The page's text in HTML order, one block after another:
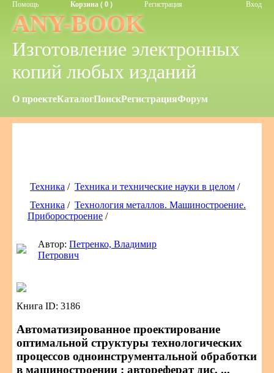
Помощь Корзина ( 0 ) Регистрация Вход
ANY-BOOK
Изготовление электронных
копий любых изданий
О проектеКаталогПоискРегистрацияФорум
Техника / Техника и технические науки в целом /
Техника / Технология металлов. Машиностроение.
Приборостроение /
Автор:Петренко, Владимир
Петрович
Книга ID: 3186
Автоматизированное проектирование
оптимальной структуры технологических
процессов одноинструментальной обработки
в машиностроении : автореферат дис. ...